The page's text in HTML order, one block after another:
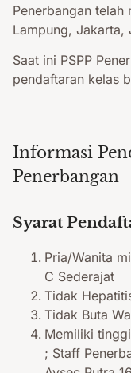
Penerbangan
Lampung, Jakarta,
Saat ini PSPP
pendaftaran kelas
Informasi
Penerbangan
Syarat
Pria/Wanita
C Sederajat
Tidak
Tidak Buta
Memiliki
; Staff